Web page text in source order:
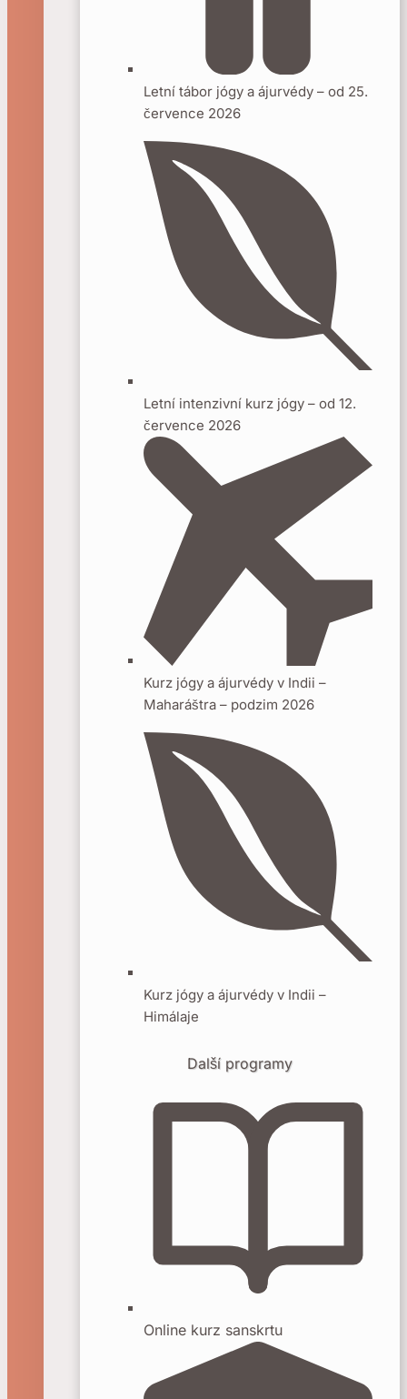
Letní tábor jógy a ájurvédy – od 25.
července 2026
Letní intenzivní kurz jógy – od 12.
července 2026
Kurz jógy a ájurvédy v Indii –
Maharáštra – podzim 2026
Kurz jógy a ájurvédy v Indii –
Himálaje
Další programy
Online kurz sanskrtu